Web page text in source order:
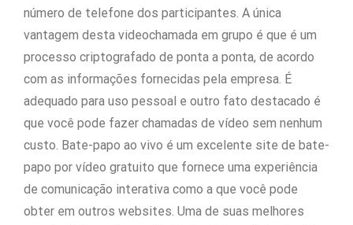
número de telefone dos participantes. A única
vantagem desta videochamada em grupo é que é um
processo criptografado de ponta a ponta, de acordo
com as informações fornecidas pela empresa. É
adequado para uso pessoal e outro fato destacado é
que você pode fazer chamadas de vídeo sem nenhum
custo. Bate-papo ao vivo é um excelente site de bate-
papo por vídeo gratuito que fornece uma experiência
de comunicação interativa como a que você pode
obter em outros websites. Uma de suas melhores